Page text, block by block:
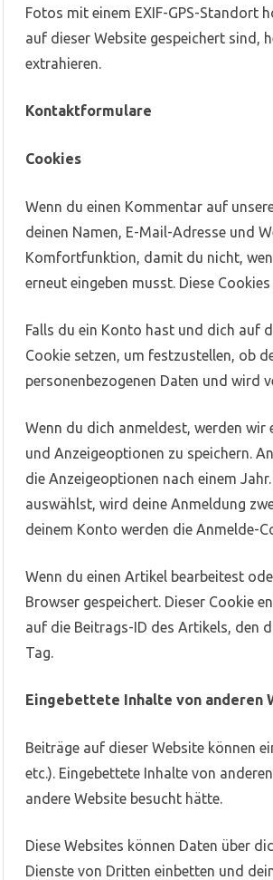
Fotos mit einem EXIF-GPS-Standort
auf dieser Website gespeichert sind,
extrahieren.
Kontaktformulare
Cookies
Wenn du einen Kommentar auf
deinen Namen, E-Mail-Adresse und
Komfortfunktion, damit du nicht,
erneut eingeben musst. Diese
Falls du ein Konto hast und dich auf
Cookie setzen, um festzustellen, ob
personenbezogenen Daten und wird
Wenn du dich anmeldest, werden
und Anzeigeoptionen zu speichern.
die Anzeigeoptionen nach einem
auswählst, wird deine Anmeldung
deinem Konto werden die Anmelde-
Wenn du einen Artikel bearbeitest
Browser gespeichert. Dieser Cookie
auf die Beitrags-ID des Artikels, den
Tag.
Eingebettete Inhalte von anderen
Beiträge auf dieser Website können
etc.). Eingebettete Inhalte von
andere Website besucht hätte.
Diese Websites können Daten über
Dienste von Dritten einbetten und